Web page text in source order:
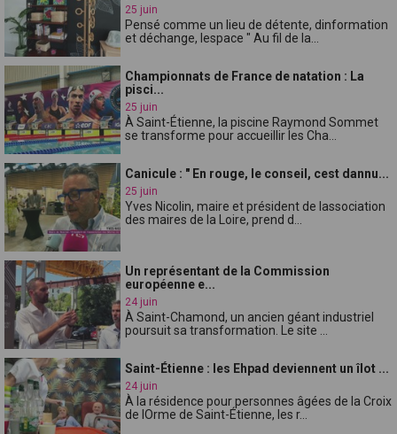
25 juin
Pensé comme un lieu de détente, dinformation
et déchange, lespace " Au fil de la...
Championnats de France de natation : La
pisci...
25 juin
À Saint-Étienne, la piscine Raymond Sommet
se transforme pour accueillir les Cha...
Canicule : " En rouge, le conseil, cest dannu...
25 juin
Yves Nicolin, maire et président de lassociation
des maires de la Loire, prend d...
Un représentant de la Commission
européenne e...
24 juin
À Saint-Chamond, un ancien géant industriel
poursuit sa transformation. Le site ...
Saint-Étienne : les Ehpad deviennent un îlot ...
24 juin
À la résidence pour personnes âgées de la Croix
de lOrme de Saint-Étienne, les r...